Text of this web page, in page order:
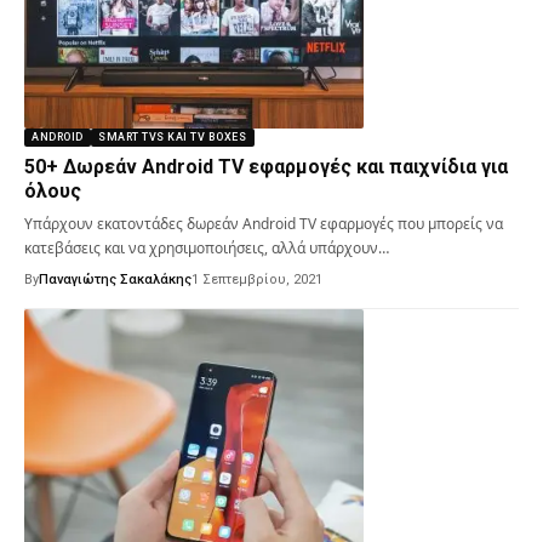
ANDROID SMART TVS ΚΑΙ TV BOXES
50+ Δωρεάν Android TV εφαρμογές και παιχνίδια για
όλους
Υπάρχουν εκατοντάδες δωρεάν Android TV εφαρμογές που μπορείς να
κατεβάσεις και να χρησιμοποιήσεις, αλλά υπάρχουν…
ByΠαναγιώτης Σακαλάκης1 Σεπτεμβρίου, 2021